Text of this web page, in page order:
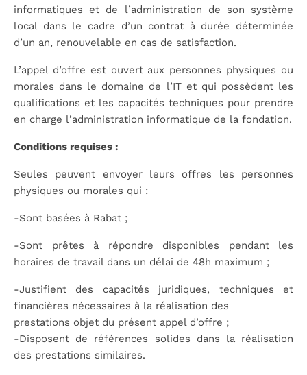
informatiques et de l’administration de son système
local dans le cadre d’un contrat à durée déterminée
d’un an, renouvelable en cas de satisfaction.
L’appel d’offre est ouvert aux personnes physiques ou
morales dans le domaine de l’IT et qui possèdent les
qualifications et les capacités techniques pour prendre
en charge l’administration informatique de la fondation.
Conditions requises :
Seules peuvent envoyer leurs offres les personnes
physiques ou morales qui :
-Sont basées à Rabat ;
-Sont prêtes à répondre disponibles pendant les
horaires de travail dans un délai de 48h maximum ;
-Justifient des capacités juridiques, techniques et
financières nécessaires à la réalisation des
prestations objet du présent appel d’offre ;
-Disposent de références solides dans la réalisation
des prestations similaires.